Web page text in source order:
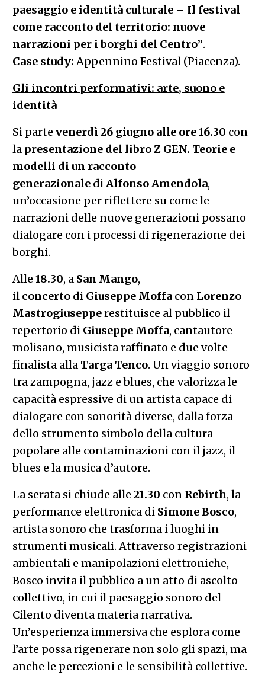
paesaggio e identità culturale – Il festival
come racconto del territorio: nuove
narrazioni per i borghi del Centro”.
Case study:Appennino Festival (Piacenza).
Gli incontri performativi: arte, suono e
identità
Si parte venerdì 26 giugno alle ore 16.30 con
la presentazione del libroZ GEN. Teorie e
modelli di un racconto
generazionalediAlfonso Amendola,
un’occasione per riflettere su come le
narrazioni delle nuove generazioni possano
dialogare con i processi di rigenerazione dei
borghi.
Alle 18.30, a San Mango,
il concertodi Giuseppe Moffacon Lorenzo
Mastrogiusepperestituisce al pubblico il
repertorio di Giuseppe Moffa, cantautore
molisano, musicista raffinato e due volte
finalista alla Targa Tenco. Un viaggio sonoro
tra zampogna, jazz e blues, che valorizza le
capacità espressive di un artista capace di
dialogare con sonorità diverse, dalla forza
dello strumento simbolo della cultura
popolare alle contaminazioni con il jazz, il
blues e la musica d’autore.
La serata si chiude alle 21.30 con Rebirth, la
performance elettronica di Simone Bosco,
artista sonoro che trasforma i luoghi in
strumenti musicali. Attraverso registrazioni
ambientali e manipolazioni elettroniche,
Bosco invita il pubblico a un atto di ascolto
collettivo, in cui il paesaggio sonoro del
Cilento diventa materia narrativa.
Un’esperienza immersiva che esplora come
l’arte possa rigenerare non solo gli spazi, ma
anche le percezioni e le sensibilità collettive.